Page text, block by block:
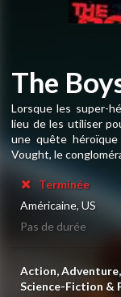
The
Lorsque les super-
lieu de les utiliser
une quête
Vought, le
Terminée
Américaine, US
Pas de durée
Action,
Science-Fiction &